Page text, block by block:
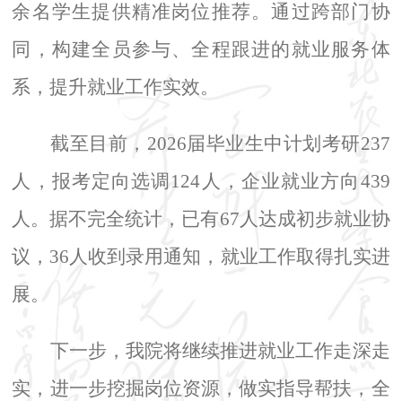
余名学生提供精准岗位推荐。通过跨部门协
同，构建全员参与、全程跟进的就业服务体
系，提升就业工作实效。
截至目前， 2026届毕业生中计划考研237
人，报考定向选调 124 人，企业就业方向 439
人。据不完全统计，已有67人达成初步就业协
议， 36人收到录用通知，就业工作取得扎实进
展。
下一步，我院将继续推进就业工作走深走
实，进一步挖掘岗位资源，做实指导帮扶，全